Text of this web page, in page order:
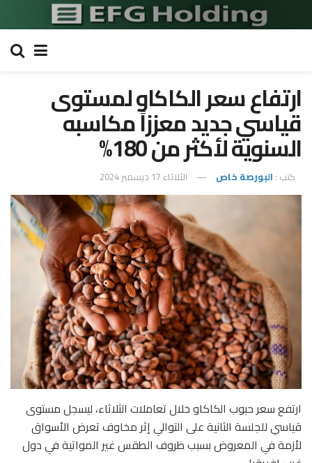
ارتفاع سعر الكاكاو لمستوى
قياسي جديد معززاً مكاسبه
السنوية لأكثر من 180%
كتب : البورصة خاص الثلاثاء 17 ديسمبر 2024
ارتفع سعر حبوب الكاكاو خلال تعاملات الثلاثاء، ليسجل مستوى
قياسي للجلسة الثانية على التوالي إثر مخاوف تعرض الأسواق
لأزمة في المعروض بسبب ظروف الطقس غير المواتية في دول